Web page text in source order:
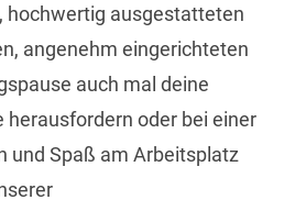
hochwertig ausgestatteten
angenehm eingerichteten
auch mal deine
herausfordern oder bei einer
und Spaß am Arbeitsplatz